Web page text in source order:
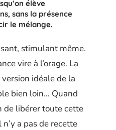
élève
sans la présence
le mélange.
stimulant même.
vire à l’orage. La
idéale de la
bien loin… Quand
de libérer toute cette
a pas de recette